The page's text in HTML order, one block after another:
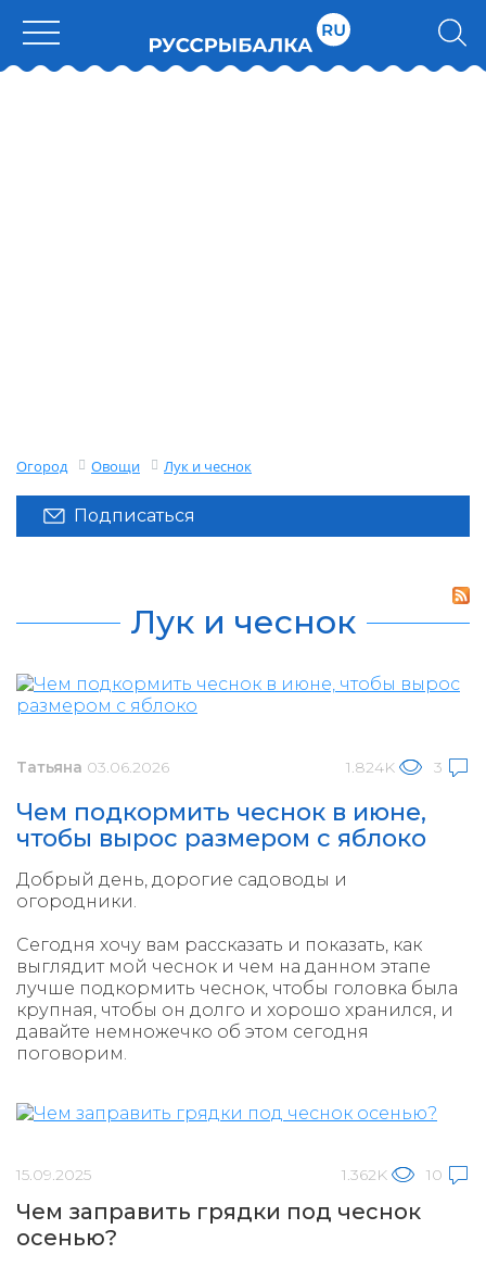
Огород Овощи Лук и чеснок
Подписаться
Лук и чеснок
Татьяна 03.06.2026 1.824K 3
Чем подкормить чеснок в июне,
чтобы вырос размером с яблоко
Добрый день, дорогие садоводы и
огородники.
Сегодня хочу вам рассказать и показать, как
выглядит мой чеснок и чем на данном этапе
лучше подкормить чеснок, чтобы головка была
крупная, чтобы он долго и хорошо хранился, и
давайте немножечко об этом сегодня
поговорим.
15.09.2025 1.362K 10
Чем заправить грядки под чеснок
осенью?